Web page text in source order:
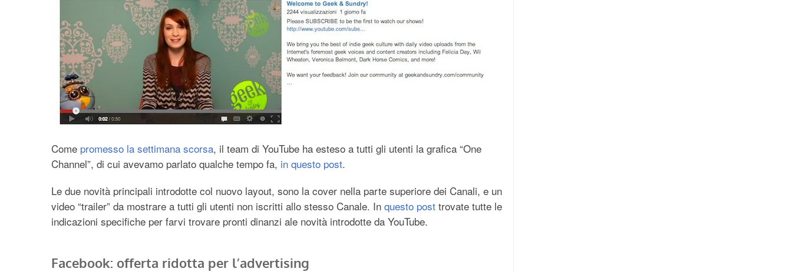
Come promesso la settimana scorsa, il team di YouTube ha esteso a tutti gli utenti la grafica “One
Channel”, di cui avevamo parlato qualche tempo fa, in questo post.
Le due novità principali introdotte col nuovo layout, sono la cover nella parte superiore dei Canali, e un
video “trailer” da mostrare a tutti gli utenti non iscritti allo stesso Canale. In questo post trovate tutte le
indicazioni specifiche per farvi trovare pronti dinanzi ale novità introdotte da YouTube.
Facebook: offerta ridotta per l’advertising